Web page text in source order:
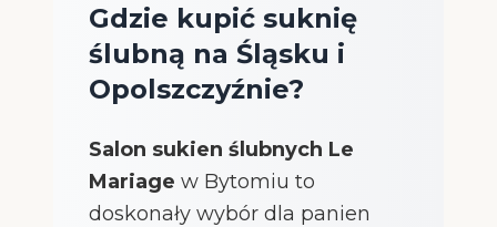
Gdzie kupić suknię
ślubną na Śląsku i
Opolszczyźnie?
Salon sukien ślubnych Le
Mariage w Bytomiu to
doskonały wybór dla panien